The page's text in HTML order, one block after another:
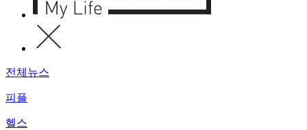
전체뉴스
피플
헬스